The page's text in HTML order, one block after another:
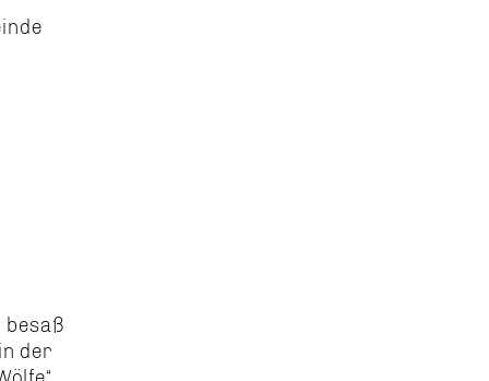
besaß
der